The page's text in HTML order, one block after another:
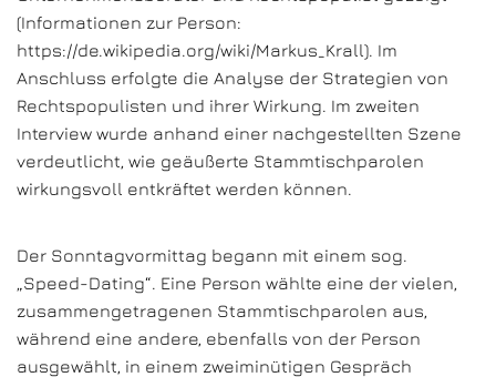
(Informationen zur Person:
https://de.wikipedia.org/wiki/Markus_Krall). Im
Anschluss erfolgte die Analyse der Strategien von
Rechtspopulisten und ihrer Wirkung. Im zweiten
Interview wurde anhand einer nachgestellten Szene
verdeutlicht, wie geäußerte Stammtischparolen
wirkungsvoll entkräftet werden können.
Der Sonntagvormittag begann mit einem sog.
„Speed-Dating“. Eine Person wählte eine der vielen,
zusammengetragenen Stammtischparolen aus,
während eine andere, ebenfalls von der Person
ausgewählt, in einem zweiminütigen Gespräch